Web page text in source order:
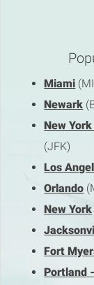
Miami
Newark
New
(JFK)
Los
Orlando
New York
Fort
Portland